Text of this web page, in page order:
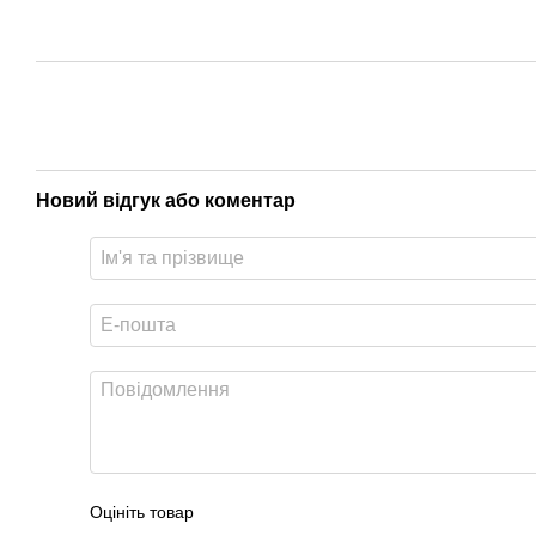
Новий відгук або коментар
Оцініть товар